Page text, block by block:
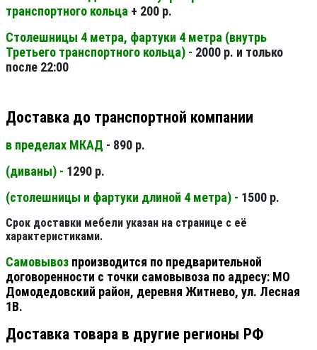
транспортного кольца + 200 р.
Столешницы 4 метра, фартуки 4 метра (внутрь
Третьего транспортного кольца) - 2000 р. и только
после 22:00
Доставка до транспортной компании
в пределах МКАД - 890 р.
(диваны) - 1290 р.
(столешницы и фартуки длиной 4 метра) - 1500 р.
Срок доставки мебели указан на странице с её
характеристиками.
Самовывоз производится по предварительной
договоренности с точки самовывоза по адресу: МО
Домодедовский район, деревня Житнево, ул. Лесная
1В.
Доставка товара в другие регионы РФ